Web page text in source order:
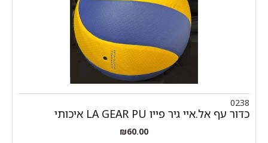
0238
כדור עף אל.איי גיר פייו LA GEAR PU איכותי
₪60.00